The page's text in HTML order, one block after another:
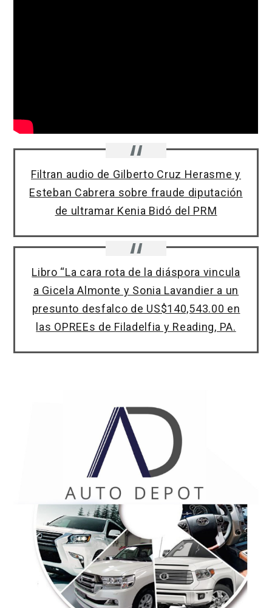
Filtran audio de Gilberto Cruz Herasme y
Esteban Cabrera sobre fraude diputación
de ultramar Kenia Bidó del PRM
Libro “La cara rota de la diáspora vincula
a Gicela Almonte y Sonia Lavandier a un
presunto desfalco de US$140,543.00 en
las OPREEs de Filadelfia y Reading, PA.